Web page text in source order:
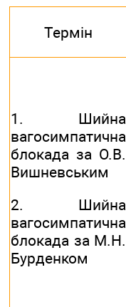
Термін
1. Шийна
вагосимпатична
блокада за О.В.
Вишневським
2. Шийна
вагосимпатична
блокада за М.Н.
Бурденком